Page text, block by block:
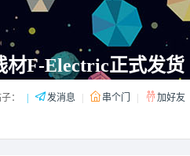
材F-Electric正式发货
： 发消息 串个门 加好友